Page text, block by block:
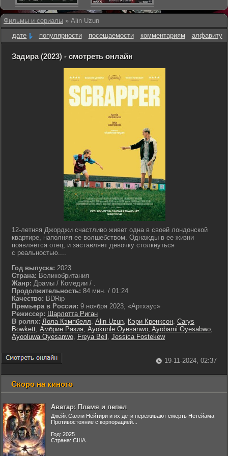
Фильмы и сериалы » Alin Uzun
дате
популярности посещаемости комментариям алфавиту
Задира (2023) - смотреть онлайн
12-летняя Джорджи счастливо живет одна в своей лондонской
квартире, наполняя ее волшебством. Однажды в ее жизни
появляется отец, и заставляет девочку столкнуться
с реальностью....
Год выпуска: 2023
Страна: Великобритания
Жанр: Драмы / Комедии / .
Продолжительность: 84 мин. / 01:24
Качество: BDRip
Премьера в России: 9 ноября 2023, «Артхаус»
Режиссер: Шарлотта Риган
В ролях: Лола Кэмпбелл, Alin Uzun, Кэри Кренксон, Carys
Bowkett, Амбрин Разия, Ayokunle Oyesanwo, Ayobami Oyesabwo,
Ayooluwa Oyesanwo, Freya Bell , Jessica Fostekew
19-11-2024, 02:37
Скоро на киного
Аватар: Пламя и пепел
Джейк Салли Нейтири и их дети переживают смерть Нетейама
Противостояние с корпорацией...
Год: 2025
Страна: США